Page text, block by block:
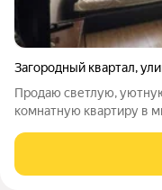
Загородный квартал,
Продаю светлую,
комнатную квартиру в
На третьем этаже
квартире есть